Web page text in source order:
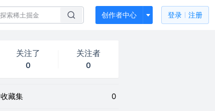
创作者中心 登录 注册
关注了
0
关注者
0
收藏集 0